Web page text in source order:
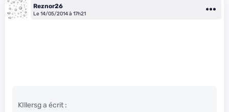
Reznor26
Le 14/05/2014 à 17h21
KIllersg a écrit :